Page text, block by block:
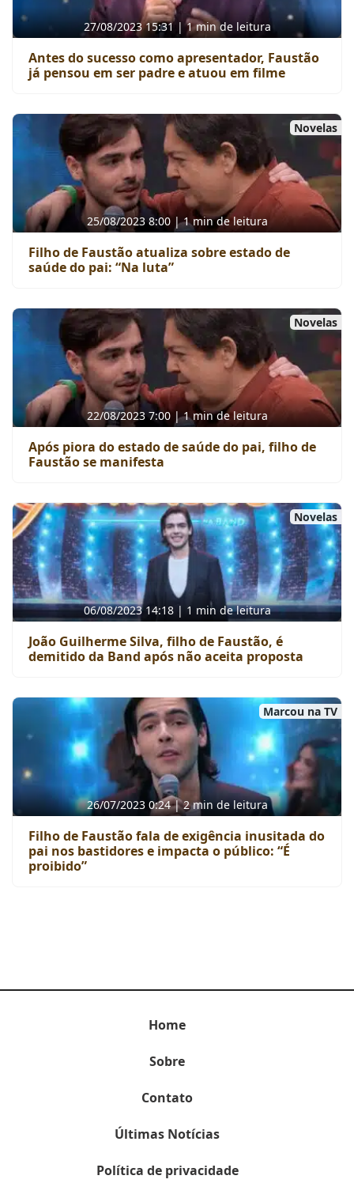
27/08/2023 15:31 | 1 min de leitura
Antes do sucesso como apresentador, Faustão
já pensou em ser padre e atuou em filme
Novelas
25/08/2023 8:00 | 1 min de leitura
Filho de Faustão atualiza sobre estado de
saúde do pai: “Na luta”
Novelas
22/08/2023 7:00 | 1 min de leitura
Após piora do estado de saúde do pai, filho de
Faustão se manifesta
Novelas
06/08/2023 14:18 | 1 min de leitura
João Guilherme Silva, filho de Faustão, é
demitido da Band após não aceita proposta
Marcou na TV
26/07/2023 0:24 | 2 min de leitura
Filho de Faustão fala de exigência inusitada do
pai nos bastidores e impacta o público: “É
proibido”
Home
Sobre
Contato
Últimas Notícias
Política de privacidade